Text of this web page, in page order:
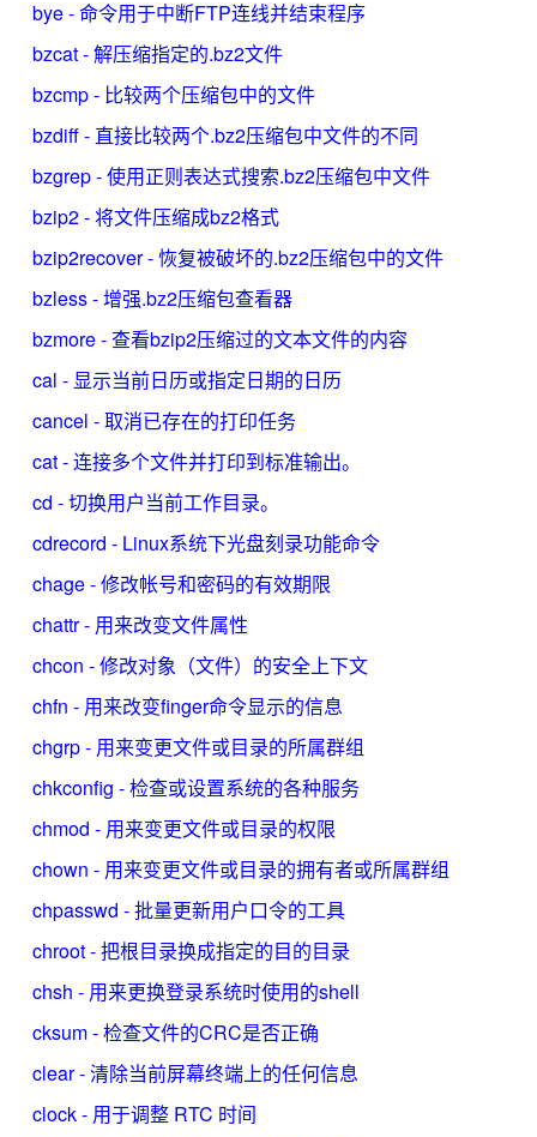
bye - 命令用于中断FTP连线并结束程序
bzcat - 解压缩指定的.bz2文件
bzcmp - 比较两个压缩包中的文件
bzdiff - 直接比较两个.bz2压缩包中文件的不同
bzgrep - 使用正则表达式搜索.bz2压缩包中文件
bzip2 - 将文件压缩成bz2格式
bzip2recover - 恢复被破坏的.bz2压缩包中的文件
bzless - 增强.bz2压缩包查看器
bzmore - 查看bzip2压缩过的文本文件的内容
cal - 显示当前日历或指定日期的日历
cancel - 取消已存在的打印任务
cat - 连接多个文件并打印到标准输出。
cd - 切换用户当前工作目录。
cdrecord - Linux系统下光盘刻录功能命令
chage - 修改帐号和密码的有效期限
chattr - 用来改变文件属性
chcon - 修改对象（文件）的安全上下文
chfn - 用来改变finger命令显示的信息
chgrp - 用来变更文件或目录的所属群组
chkconfig - 检查或设置系统的各种服务
chmod - 用来变更文件或目录的权限
chown - 用来变更文件或目录的拥有者或所属群组
chpasswd - 批量更新用户口令的工具
chroot - 把根目录换成指定的目的目录
chsh - 用来更换登录系统时使用的shell
cksum - 检查文件的CRC是否正确
clear - 清除当前屏幕终端上的任何信息
clock - 用于调整 RTC 时间